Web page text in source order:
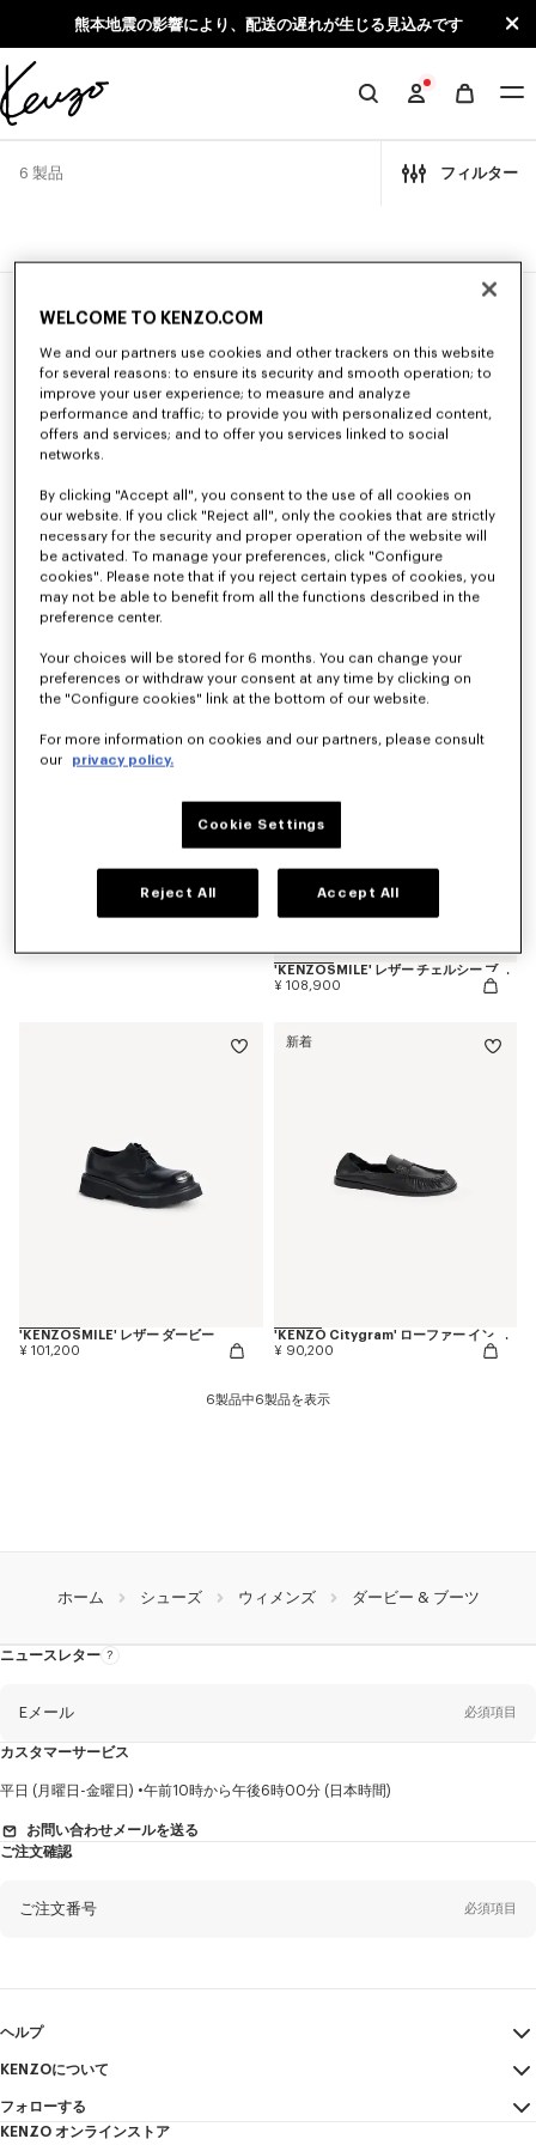
Skip to main content
Skip to footer content
熊本地震の影響により、配送の遅れが生じる見込みです
KENZO
6 製品 フィルター
新着
店舗での在庫状況
'KENZO Citygram' ローファー イン スエード レザー
¥ 90,200
近日公開 – 通知する
'KENZOSMILE' レザー チェルシー ブーツ
¥ 108,900
'KENZOSMILE' レザー ダービー
¥ 101,200
新着
'KENZO Citygram' ローファー イン レザー
¥ 90,200
6製品中6製品を表示
ホーム シューズ ウィメンズ ダービー & ブーツ
ニュースレター
ニ
に
つ
Eメール 必須項目
性
姓* 必須項目
カスタマーサービス
平日 (月曜日-金曜日) 午前10時から午後6時00分 (日本時間)
お問い合わせメールを送る
ご注文確認
ご注文番号 必須項目
ヘルプ
マイアカウント
サイズガイド
FAQ
KENZOについて
利用規約
フォローする
KENZO オンラインストア
WELCOME TO KENZO.COM
We and our partners use cookies and other trackers on this website
for several reasons: to ensure its security and smooth operation; to
improve your user experience; to measure and analyze
performance and traffic; to provide you with personalized content,
offers and services; and to offer you services linked to social
networks.
By clicking "Accept all", you consent to the use of all cookies on
our website. If you click "Reject all", only the cookies that are strictly
necessary for the security and proper operation of the website will
be activated. To manage your preferences, click "Configure
cookies". Please note that if you reject certain types of cookies, you
may not be able to benefit from all the functions described in the
preference center.
Your choices will be stored for 6 months. You can change your
preferences or withdraw your consent at any time by clicking on
the "Configure cookies" link at the bottom of our website.
For more information on cookies and our partners, please consult
our
privacy policy.
Cookie Settings
Reject All Accept All